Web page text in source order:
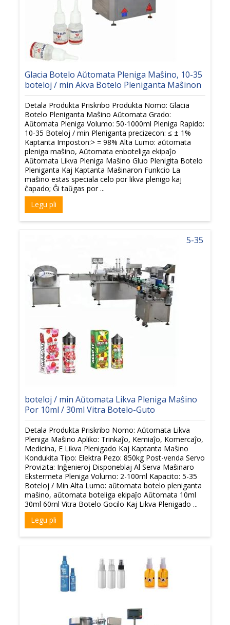
Glacia Botelo Aŭtomata Pleniga Maŝino, 10-35
boteloj / min Akva Botelo Pleniganta Maŝinon
Detala Produkta Priskribo Produkta Nomo: Glacia
Botelo Pleniganta Maŝino Aŭtomata Grado:
Aŭtomata Pleniga Volumo: 50-1000ml Pleniga Rapido:
10-35 Boteloj / min Pleniganta precizecon: ≤ ± 1%
Kaptanta Imposton:> = 98% Alta Lumo: aŭtomata
pleniga maŝino, Aŭtomata enboteliga ekipaĵo
Aŭtomata Likva Pleniga Maŝino Gluo Plenigita Botelo
Pleniganta Kaj Kaptanta Maŝinaron Funkcio La
maŝino estas speciala celo por likva plenigo kaj
ĉapado; Ĝi taŭgas por ...
Legu pli
5-35
boteloj / min Aŭtomata Likva Pleniga Maŝino
Por 10ml / 30ml Vitra Botelo-Guto
Detala Produkta Priskribo Nomo: Aŭtomata Likva
Pleniga Maŝino Apliko: Trinkaĵo, Kemiaĵo, Komercaĵo,
Medicina, E Likva Plenigado Kaj Kaptanta Maŝino
Kondukita Tipo: Elektra Pezo: 850kg Post-venda Servo
Provizita: Inĝenieroj Disponeblaj Al Serva Maŝinaro
Ekstermeta Pleniga Volumo: 2-100ml Kapacito: 5-35
Boteloj / Min Alta Lumo: aŭtomata botelo pleniganta
maŝino, aŭtomata boteliga ekipaĵo Aŭtomata 10ml
30ml 60ml Vitra Botelo Gocilo Kaj Likva Plenigado ...
Legu pli